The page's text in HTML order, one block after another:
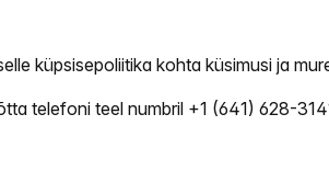
küpsisepoliitika kohta küsimusi ja
telefoni teel numbril +1 (641) 628-